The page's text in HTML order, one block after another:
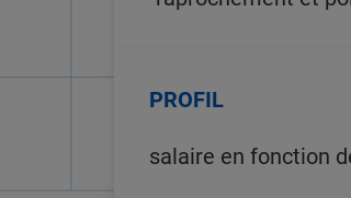
PROFIL
salaire en fonction